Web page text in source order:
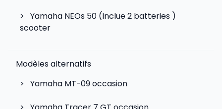
>
Yamaha NEOs 50 (Inclue 2 batteries )
scooter
Modèles alternatifs
>
Yamaha MT-09occasion